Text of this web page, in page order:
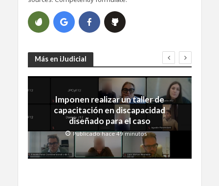
Más en iJudicial
Imponen realizar un taller de
capacitación en discapacidad
diseñado para el caso
Publicado hace 49 minutos